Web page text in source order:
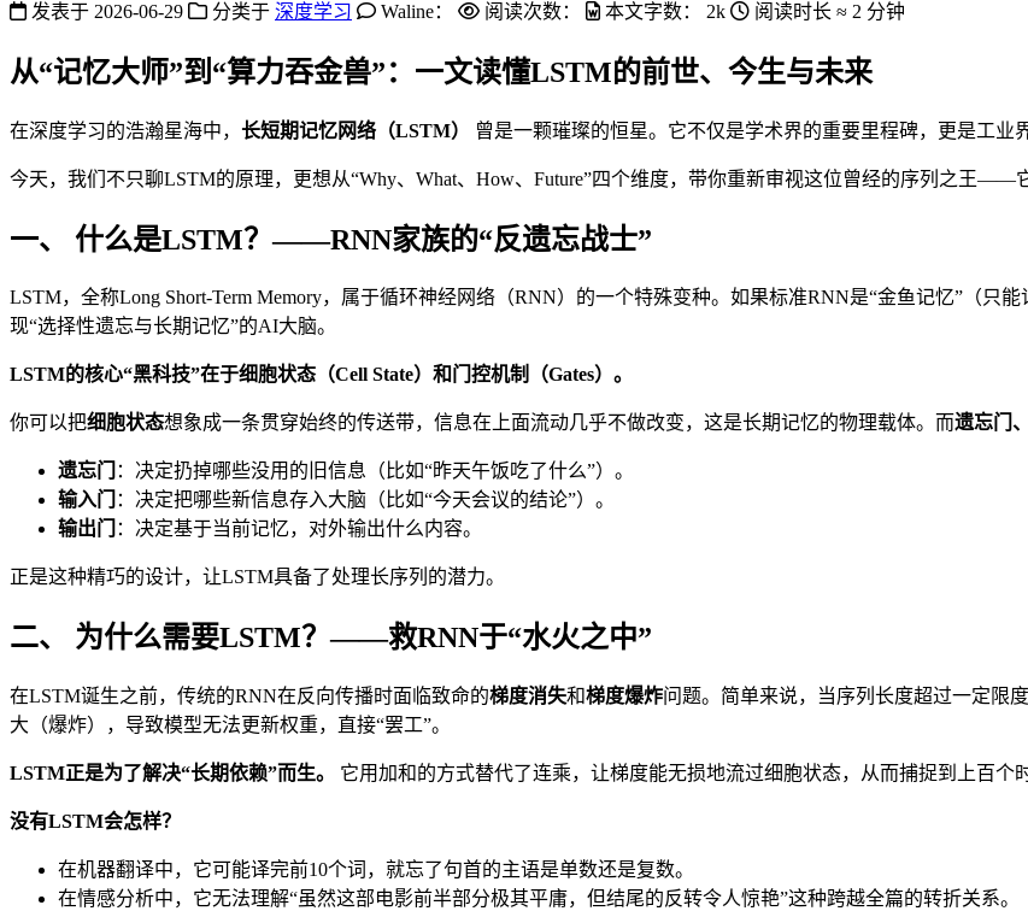
发表于 2026-06-29 分类于 深度学习 Waline： 阅读次数： 本文字数： 2k 阅读时长 ≈ 2 分钟
从“记忆大师”到“算力吞金兽”：一文读懂LSTM的前世、今生与未来
在深度学习的浩瀚星海中， 长短期记忆网络（LSTM） 曾是一颗璀璨的恒星。它不仅是学术界的重要里程碑，更是工业
今天，我们不只聊LSTM的原理，更想从“Why、What、How、Future”四个维度，带你重新审视这位曾经的序列之王——
一、 什么是LSTM？——RNN家族的“反遗忘战士”
LSTM，全称Long Short-Term Memory，属于循环神经网络（RNN）的一个特殊变种。如果标准RNN是“金鱼记忆”（只
现“选择性遗忘与长期记忆”的AI大脑。
LSTM的核心“黑科技”在于细胞状态（Cell State）和门控机制（Gates）。
你可以把细胞状态想象成一条贯穿始终的传送带，信息在上面流动几乎不做改变，这是长期记忆的物理载体。而遗忘门
遗忘门
：决定扔掉哪些没用的旧信息（比如“昨天午饭吃了什么”）。
输入门
：决定把哪些新信息存入大脑（比如“今天会议的结论”）。
输出门
：决定基于当前记忆，对外输出什么内容。
正是这种精巧的设计，让LSTM具备了处理长序列的潜力。
二、 为什么需要LSTM？——救RNN于“水火之中”
在LSTM诞生之前，传统的RNN在反向传播时面临致命的梯度消失和梯度爆炸问题。简单来说，当序列长度超过一定限
大（爆炸），导致模型无法更新权重，直接“罢工”。
LSTM正是为了解决“长期依赖”而生。 它用加和的方式替代了连乘，让梯度能无损地流过细胞状态，从而捕捉到上百个
没有LSTM会怎样？
在机器翻译中，它可能译完前10个词，就忘了句首的主语是单数还是复数。
在情感分析中，它无法理解“虽然这部电影前半部分极其平庸，但结尾的反转令人惊艳”这种跨越全篇的转折关系。